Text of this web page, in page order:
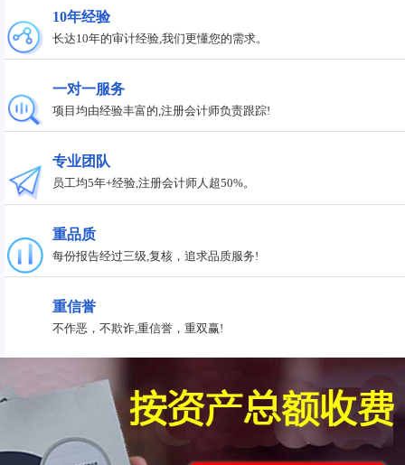
10年经验
长达10年的审计经验,我们更懂您的需求。
一对一服务
项目均由经验丰富的,注册会计师负责跟踪!
专业团队
员工均5年+经验,注册会计师人超50%。
重品质
每份报告经过三级,复核，追求品质服务!
重信誉
不作恶，不欺诈,重信誉，重双赢!